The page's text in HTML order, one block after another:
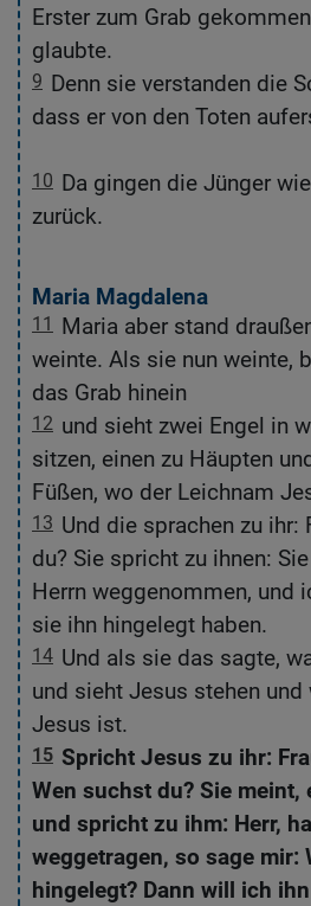
Erster zum Grab
glaubte.
9 Denn sie verstanden die
dass er von den Toten
10 Da gingen die Jünger
zurück.
Maria Magdalena
11
Maria aber stand
weinte. Als sie nun weinte,
das Grab hinein
12 und sieht zwei Engel in
sitzen, einen zu Häupten
Füßen, wo der Leichnam
13 Und die sprachen zu ihr:
du? Sie spricht zu ihnen:
Herrn weggenommen, und
sie ihn hingelegt haben.
14 Und als sie das sagte,
und sieht Jesus stehen
Jesus ist.
15 Spricht Jesus zu ihr:
Wen suchst du? Sie meint,
und spricht zu ihm: Herr,
weggetragen, so sage mir:
hingelegt? Dann will ich